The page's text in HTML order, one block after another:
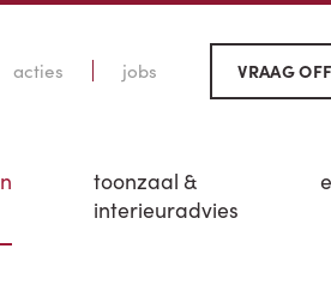
acties jobs VRAAG
toonzaal &
interieuradvies